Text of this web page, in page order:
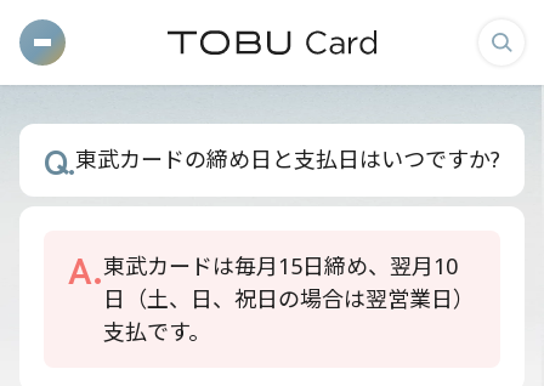
メ
ニ
ュ
ー
を
検
索
画
を
Q.東武カードの締め日と支払日はいつですか?
A.東武カードは毎月15日締め、翌月10
日（土、日、祝日の場合は翌営業日）
支払です。